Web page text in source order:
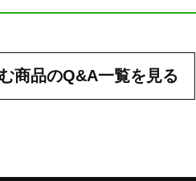
商品のQ&A一覧を見る